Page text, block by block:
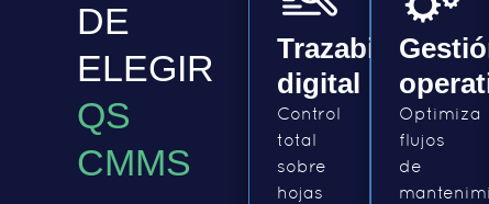
DE
ELEGIR
QS
CMMS
Trazabilidad
digital
Control
total
sobre
hojas
Optimiza
flujos
de